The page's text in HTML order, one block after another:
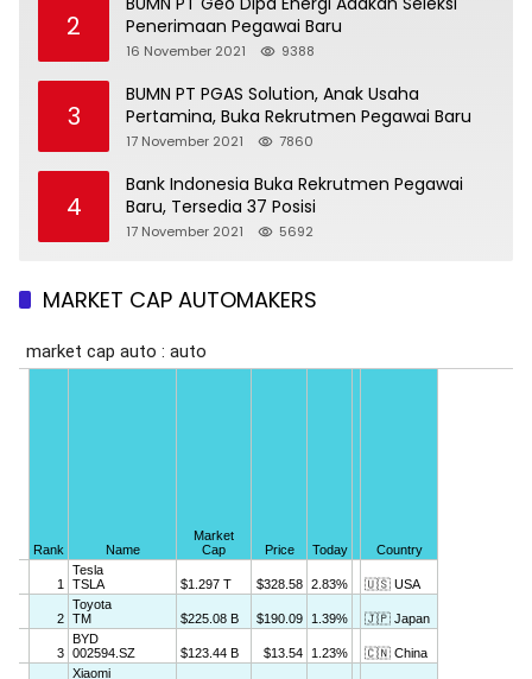
2
Penerimaan Pegawai Baru
16 November 2021 9388
3
BUMN PT PGAS Solution, Anak Usaha
Pertamina, Buka Rekrutmen Pegawai Baru
17 November 2021 7860
4
Bank Indonesia Buka Rekrutmen Pegawai
Baru, Tersedia 37 Posisi
17 November 2021 5692
MARKET CAP AUTOMAKERS